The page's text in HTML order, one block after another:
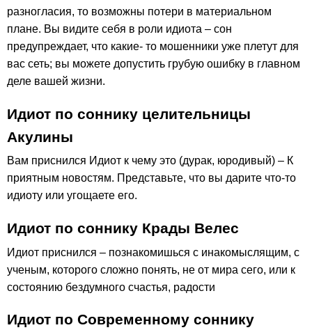
разногласия, то возможны потери в материальном
плане. Вы видите себя в роли идиота – сон
предупреждает, что какие- то мошенники уже плетут для
вас сеть; вы можете допустить грубую ошибку в главном
деле вашей жизни.
Идиот по соннику целительницы
Акулины
Вам приснился Идиот к чему это (дурак, юродивый) – К
приятным новостям. Представьте, что вы дарите что-то
идиоту или угощаете его.
Идиот по соннику Крады Велес
Идиот приснился – познакомишься с инакомыслящим, с
ученым, которого сложно понять, не от мира сего, или к
состоянию бездумного счастья, радости
Идиот по Современному соннику